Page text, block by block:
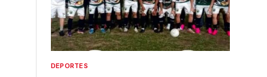
DEPORTES